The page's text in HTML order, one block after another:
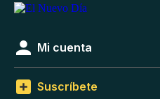
Mi cuenta
Suscríbete